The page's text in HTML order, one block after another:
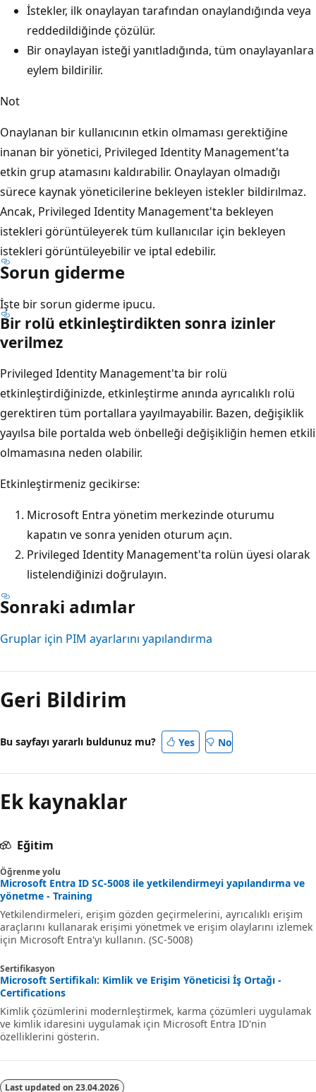
İstekler, ilk onaylayan tarafından onaylandığında veya
reddedildiğinde çözülür.
Bir onaylayan isteği yanıtladığında, tüm onaylayanlara
eylem bildirilir.
Not
Onaylanan bir kullanıcının etkin olmaması gerektiğine
inanan bir yönetici, Privileged Identity Management'ta
etkin grup atamasını kaldırabilir. Onaylayan olmadığı
sürece kaynak yöneticilerine bekleyen istekler bildirılmaz.
Ancak, Privileged Identity Management'ta bekleyen
istekleri görüntüleyerek tüm kullanıcılar için bekleyen
istekleri görüntüleyebilir ve iptal edebilir.
Sorun giderme
İşte bir sorun giderme ipucu.
Bir rolü etkinleştirdikten sonra izinler
verilmez
Privileged Identity Management'ta bir rolü
etkinleştirdiğinizde, etkinleştirme anında ayrıcalıklı rolü
gerektiren tüm portallara yayılmayabilir. Bazen, değişiklik
yayılsa bile portalda web önbelleği değişikliğin hemen etkili
olmamasına neden olabilir.
Etkinleştirmeniz gecikirse:
Microsoft Entra yönetim merkezinde oturumu
kapatın ve sonra yeniden oturum açın.
Privileged Identity Management'ta rolün üyesi olarak
listelendiğinizi doğrulayın.
Sonraki adımlar
Gruplar için PIM ayarlarını yapılandırma
Geri Bildirim
Bu sayfayı yararlı buldunuz mu? Yes No
Ek kaynaklar
Eğitim
Öğrenme yolu
Microsoft Entra ID SC-5008 ile yetkilendirmeyi yapılandırma ve
yönetme - Training
Yetkilendirmeleri, erişim gözden geçirmelerini, ayrıcalıklı erişim
araçlarını kullanarak erişimi yönetmek ve erişim olaylarını izlemek
için Microsoft Entra'yı kullanın. (SC-5008)
Sertifikasyon
Microsoft Sertifikalı: Kimlik ve Erişim Yöneticisi İş Ortağı -
Certifications
Kimlik çözümlerini modernleştirmek, karma çözümleri uygulamak
ve kimlik idaresini uygulamak için Microsoft Entra ID'nin
özelliklerini gösterin.
Last updated on 23.04.2026